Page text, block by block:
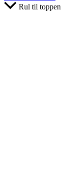
Rul til toppen